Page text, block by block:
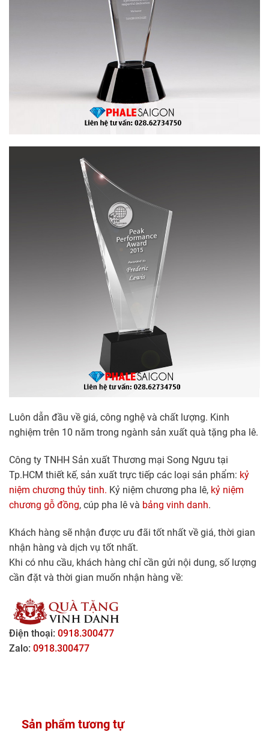
Luôn dẫn đầu về giá, công nghệ và chất lượng. Kinh
nghiệm trên 10 năm trong ngành sản xuất quà tặng pha lê.
Công ty TNHH Sản xuất Thương mại Song Ngưu tại
Tp.HCM thiết kế, sản xuất trực tiếp các loại sản phẩm: kỷ
niệm chương thủy tinh. Kỷ niệm chương pha lê, kỷ niệm
chương gỗ đồng, cúp pha lê và bảng vinh danh.
Khách hàng sẽ nhận được ưu đãi tốt nhất về giá, thời gian
nhận hàng và dịch vụ tốt nhất.
Khi có nhu cầu, khách hàng chỉ cần gửi nội dung, số lượng
cần đặt và thời gian muốn nhận hàng về:
Điện thoại: 0918.300477
Zalo: 0918.300477
Sản phẩm tương tự